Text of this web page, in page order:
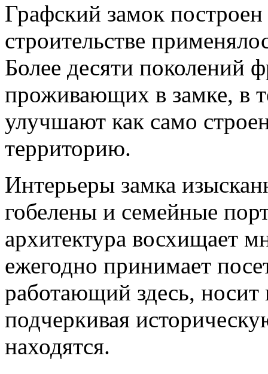
Графский замок
строительстве
Более десяти поколений
проживающих в замке, в
улучшают как само
территорию.
Интерьеры замка
гобелены и семейные
архитектура восхищает
ежегодно принимает
работающий здесь,
подчеркивая
находятся.